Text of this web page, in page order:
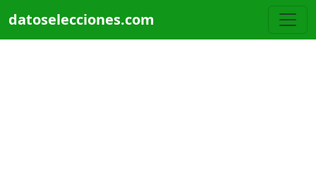
datoselecciones.com